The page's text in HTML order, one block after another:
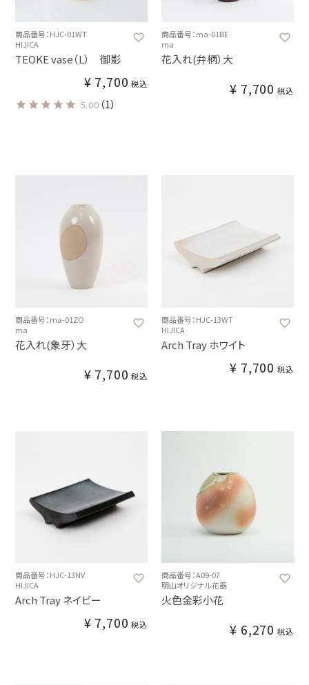
商品番号：HJC-01WT
HIJICA
TEOKE vase（L） 御影
¥ 7,700 税込
5.00 （1）
商品番号：ma-01BE
ma
花入れ(弁柄）大
¥ 7,700 税込
商品番号：ma-01ZO
ma
花入れ(象牙）大
¥ 7,700 税込
商品番号：HJC-13WT
HIJICA
Arch Tray ホワイト
¥ 7,700 税込
商品番号：HJC-13NV
HIJICA
Arch Tray ネイビー
¥ 7,700 税込
商品番号：A09-07
明山オリジナル花器
火色金彩小花
¥ 6,270 税込